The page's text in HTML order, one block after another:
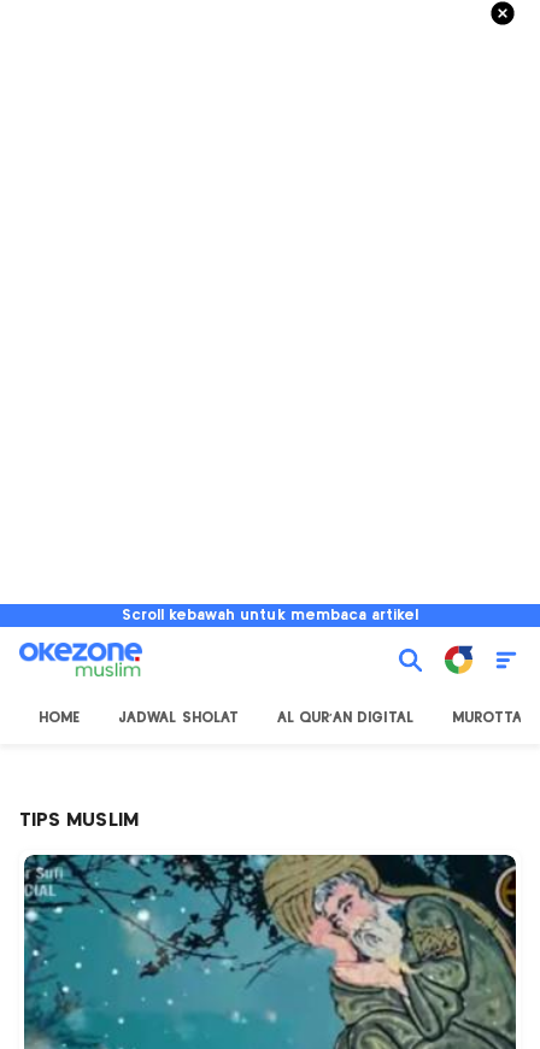
Scroll kebawah untuk membaca artikel
HOME JADWAL SHOLAT AL QUR'AN DIGITAL MUROTTAL
TIPS MUSLIM